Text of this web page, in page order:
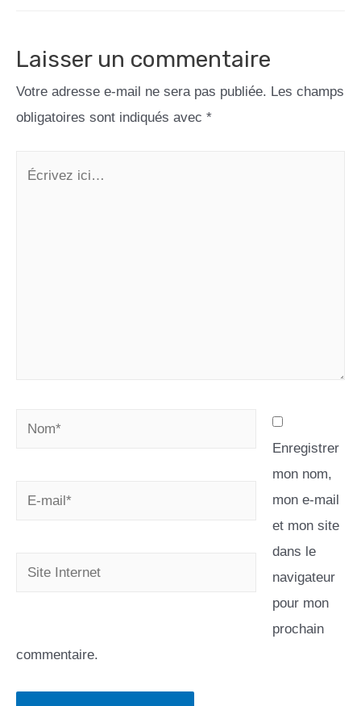
Laisser un commentaire
Votre adresse e-mail ne sera pas publiée. Les champs
obligatoires sont indiqués avec *
Enregistrer
mon nom,
mon e-mail
et mon site
dans le
navigateur
pour mon
prochain
commentaire.